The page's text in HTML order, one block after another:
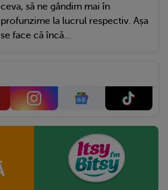
ceva, să ne gândim mai în
profunzime la lucrul respectiv. Așa
se face că încă...